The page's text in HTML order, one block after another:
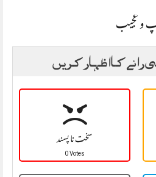
و عجیب
رائے کا اظہار کریں
سخت نا پسند
0 Votes